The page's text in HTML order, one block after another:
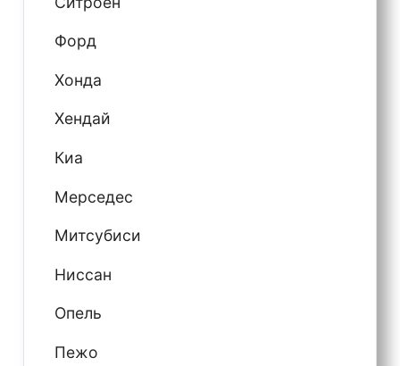
Форд
Хонда
Хендай
Киа
Мерседес
Митсубиси
Ниссан
Опель
Пежо